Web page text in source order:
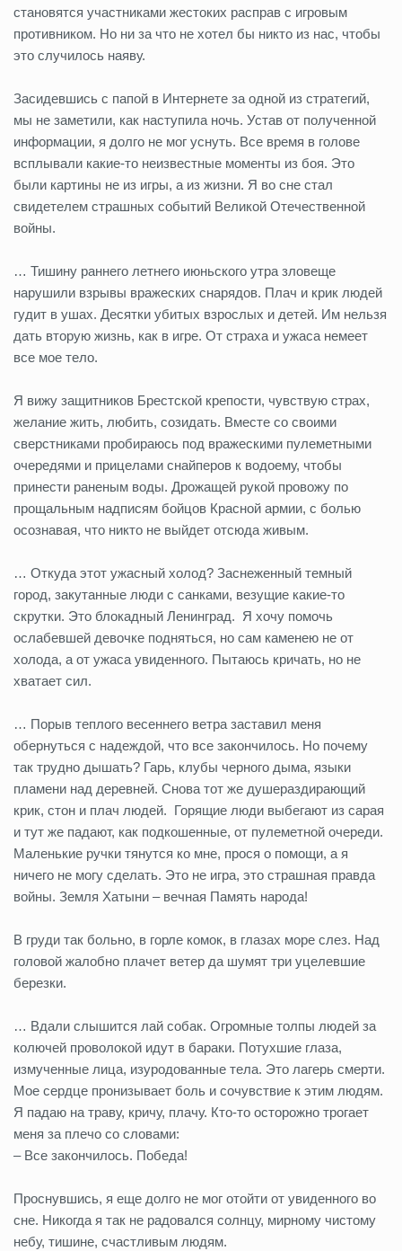
становятся участниками жестоких расправ с игровым
противником. Но ни за что не хотел бы никто из нас, чтобы
это случилось наяву.
Засидевшись с папой в Интернете за одной из стратегий,
мы не заметили, как наступила ночь. Устав от полученной
информации, я долго не мог уснуть. Все время в голове
всплывали какие-то неизвестные моменты из боя. Это
были картины не из игры, а из жизни. Я во сне стал
свидетелем страшных событий Великой Отечественной
войны.
… Тишину раннего летнего июньского утра зловеще
нарушили взрывы вражеских снарядов. Плач и крик людей
гудит в ушах. Десятки убитых взрослых и детей. Им нельзя
дать вторую жизнь, как в игре. От страха и ужаса немеет
все мое тело.
Я вижу защитников Брестской крепости, чувствую страх,
желание жить, любить, созидать. Вместе со своими
сверстниками пробираюсь под вражескими пулеметными
очередями и прицелами снайперов к водоему, чтобы
принести раненым воды. Дрожащей рукой провожу по
прощальным надписям бойцов Красной армии, с болью
осознавая, что никто не выйдет отсюда живым.
… Откуда этот ужасный холод? Заснеженный темный
город, закутанные люди с санками, везущие какие-то
скрутки. Это блокадный Ленинград. Я хочу помочь
ослабевшей девочке подняться, но сам каменею не от
холода, а от ужаса увиденного. Пытаюсь кричать, но не
хватает сил.
… Порыв теплого весеннего ветра заставил меня
обернуться с надеждой, что все закончилось. Но почему
так трудно дышать? Гарь, клубы черного дыма, языки
пламени над деревней. Снова тот же душераздирающий
крик, стон и плач людей. Горящие люди выбегают из сарая
и тут же падают, как подкошенные, от пулеметной очереди.
Маленькие ручки тянутся ко мне, прося о помощи, а я
ничего не могу сделать. Это не игра, это страшная правда
войны. Земля Хатыни – вечная Память народа!
В груди так больно, в горле комок, в глазах море слез. Над
головой жалобно плачет ветер да шумят три уцелевшие
березки.
… Вдали слышится лай собак. Огромные толпы людей за
колючей проволокой идут в бараки. Потухшие глаза,
измученные лица, изуродованные тела. Это лагерь смерти.
Мое сердце пронизывает боль и сочувствие к этим людям.
Я падаю на траву, кричу, плачу. Кто-то осторожно трогает
меня за плечо со словами:
– Все закончилось. Победа!
Проснувшись, я еще долго не мог отойти от увиденного во
сне. Никогда я так не радовался солнцу, мирному чистому
небу, тишине, счастливым людям.